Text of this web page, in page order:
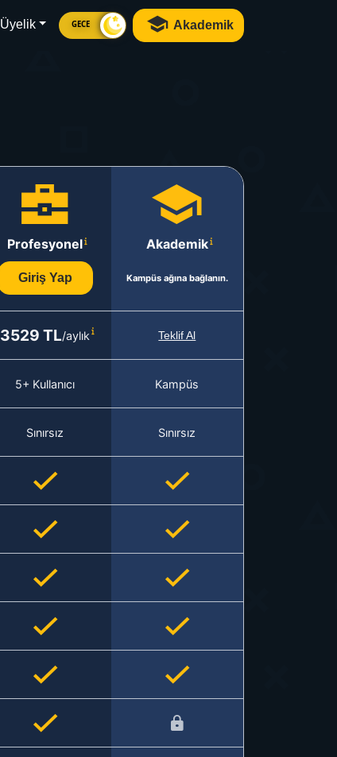
Üyelik GECE Akademik
Profesyonel
Giriş Yap
Akademik
Kampüs ağına bağlanın.
3529 TL/aylık Teklif Al
5+ Kullanıcı Kampüs
Sınırsız Sınırsız